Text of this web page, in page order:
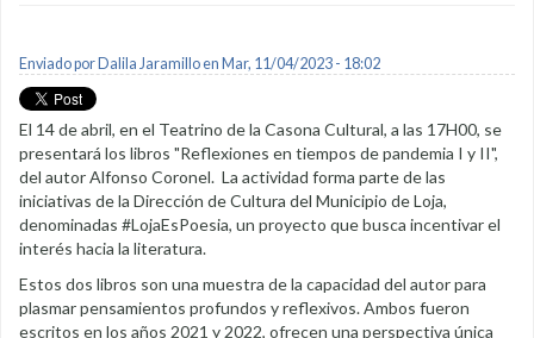
Enviado por Dalila Jaramilloen Mar, 11/04/2023 - 18:02
El 14 de abril, en el Teatrino de la Casona Cultural, a las 17H00, se
presentará los libros "Reflexiones en tiempos de pandemia I y II",
del autor Alfonso Coronel. La actividad forma parte de las
iniciativas de la Dirección de Cultura del Municipio de Loja,
denominadas #LojaEsPoesia, un proyecto que busca incentivar el
interés hacia la literatura.
Estos dos libros son una muestra de la capacidad del autor para
plasmar pensamientos profundos y reflexivos. Ambos fueron
escritos en los años 2021 y 2022, ofrecen una perspectiva única